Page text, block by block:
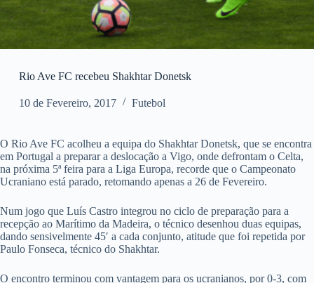
Rio Ave FC recebeu Shakhtar Donetsk
10 de Fevereiro, 2017 Futebol
O Rio Ave FC acolheu a equipa do Shakhtar Donetsk, que se encontra
em Portugal a preparar a deslocação a Vigo, onde defrontam o Celta,
na próxima 5ª feira para a Liga Europa, recorde que o Campeonato
Ucraniano está parado, retomando apenas a 26 de Fevereiro.
Num jogo que Luís Castro integrou no ciclo de preparação para a
recepção ao Marítimo da Madeira, o técnico desenhou duas equipas,
dando sensivelmente 45′ a cada conjunto, atitude que foi repetida por
Paulo Fonseca, técnico do Shakhtar.
O encontro terminou com vantagem para os ucranianos, por 0-3, com